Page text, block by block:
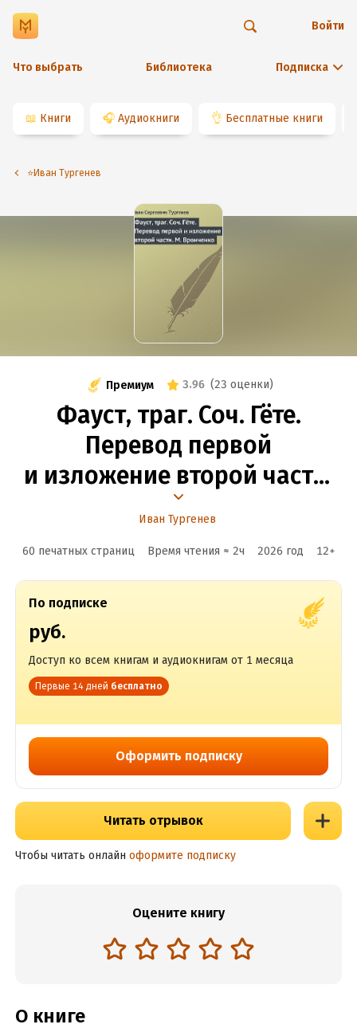
Что выбрать Библиотека Подписка
Войти
📖 Книги 🎧 Аудиокниги 👌 Бесплатные книги
⭐️Иван Тургенев
Премиум 3.96 (23 оценки)
Фауст, траг. Соч. Гёте.
Перевод первой
и изложение второй части.
М. Вронченко
Иван Тургенев
60 печатных страниц Время чтения ≈ 2ч 2026 год 12+
По подписке
руб.
Доступ ко всем книгам и аудиокнигам от 1 месяца
Первые 14 дней бесплатно
Оформить подписку
Читать отрывок
Чтобы читать онлайн оформите подписку
Оцените книгу
О книге